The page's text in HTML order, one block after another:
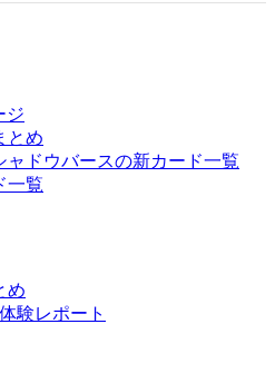
ジ
とめ
ャドウバースの新カード一覧
一覧
め
験レポート